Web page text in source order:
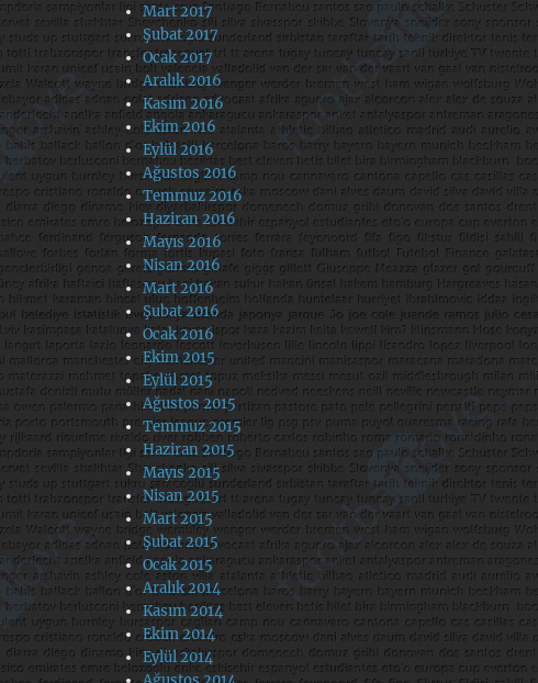
Mart 2017
Şubat 2017
Ocak 2017
Aralık 2016
Kasım 2016
Ekim 2016
Eylül 2016
Ağustos 2016
Temmuz 2016
Haziran 2016
Mayıs 2016
Nisan 2016
Mart 2016
Şubat 2016
Ocak 2016
Ekim 2015
Eylül 2015
Ağustos 2015
Temmuz 2015
Haziran 2015
Mayıs 2015
Nisan 2015
Mart 2015
Şubat 2015
Ocak 2015
Aralık 2014
Kasım 2014
Ekim 2014
Eylül 2014